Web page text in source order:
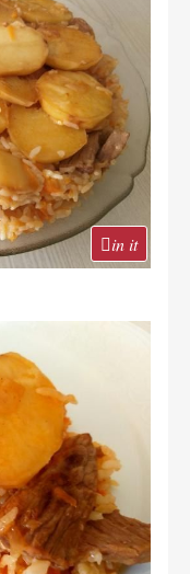
in it